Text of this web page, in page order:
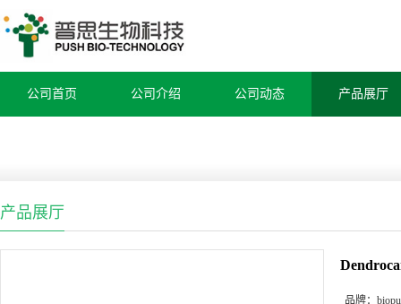
公司首页 公司介绍 公司动态 产品展厅
产品展厅
品牌：